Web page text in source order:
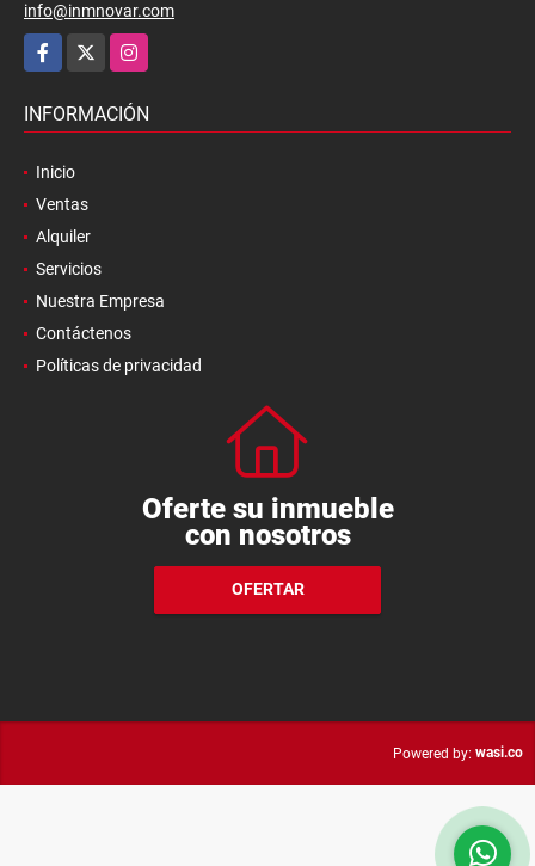
EMAIL
info@inmnovar.com
Facebook
X Instagram
Inicio
Ventas
Alquiler
Servicios
Nuestra Empresa
Contáctenos
Oferte su inmueble
con nosotros
OFERTAR
Powered by: wasi.co